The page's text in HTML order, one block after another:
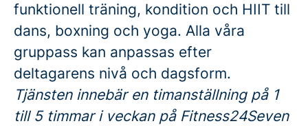
funktionell träning, kondition och HIIT till
dans, boxning och yoga. Alla våra
gruppass kan anpassas efter
deltagarens nivå och dagsform.
Tjänsten innebär en timanställning på 1
till 5 timmar i veckan på Fitness24Seven